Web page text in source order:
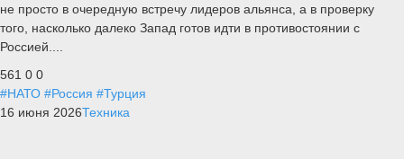
не просто в очередную встречу лидеров альянса, а в проверку
того, насколько далеко Запад готов идти в противостоянии с
Россией....
561 0 0
#НАТО #Россия #Турция
16 июня 2026Техника